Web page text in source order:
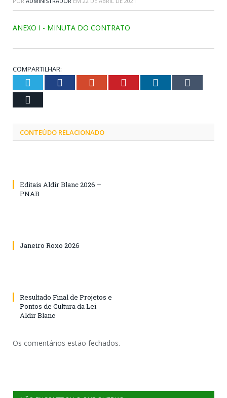
ANEXO I - MINUTA DO CONTRATO
COMPARTILHAR:
Twitter Facebook Google+ Pinterest LinkedIn
CONTEÚDO RELACIONADO
Editais Aldir Blanc 2026 –
PNAB
Janeiro Roxo 2026
Resultado Final de Projetos e
Pontos de Cultura da Lei
Aldir Blanc
Os comentários estão fechados.